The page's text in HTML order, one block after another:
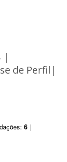
|
de Perfil|
6 |